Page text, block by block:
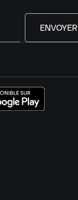
ENVOYER